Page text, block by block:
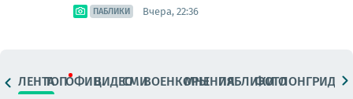
ПАБЛИКИ Вчера, 22:36
ЛЕНТАТОПОФИЦ.ВИДЕОСМИВОЕНКОРЫМНЕНИЯПАБЛИКИ
ФОТОЛОНГРИДЫ